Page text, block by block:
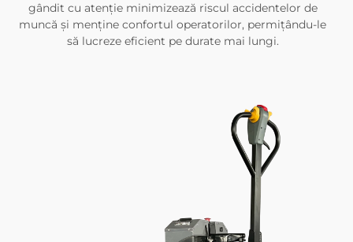
gândit cu atenție minimizează riscul accidentelor de
muncă și menține confortul operatorilor, permițându-le
să lucreze eficient pe durate mai lungi.